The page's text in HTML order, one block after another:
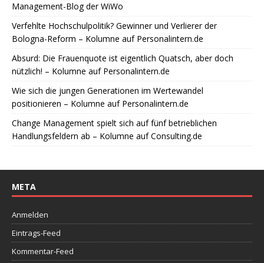
Management-Blog der WiWo
Verfehlte Hochschulpolitik? Gewinner und Verlierer der
Bologna-Reform – Kolumne auf Personalintern.de
Absurd: Die Frauenquote ist eigentlich Quatsch, aber doch
nützlich! – Kolumne auf Personalintern.de
Wie sich die jungen Generationen im Wertewandel
positionieren – Kolumne auf Personalintern.de
Change Management spielt sich auf fünf betrieblichen
Handlungsfeldern ab – Kolumne auf Consulting.de
META
Anmelden
Eintrags-Feed
Kommentar-Feed